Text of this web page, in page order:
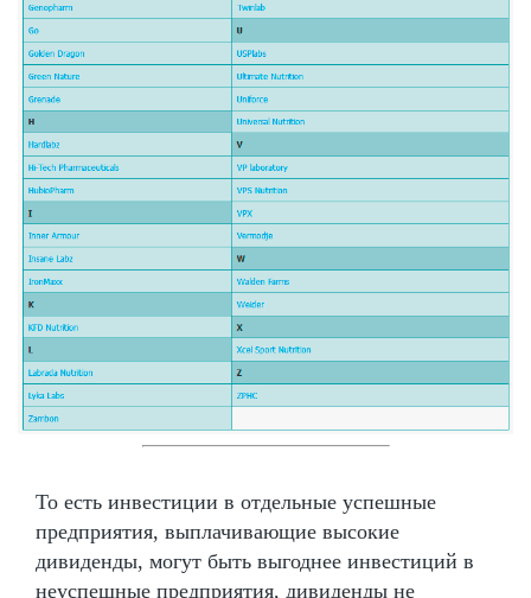
То есть инвестиции в отдельные успешные
предприятия, выплачивающие высокие
дивиденды, могут быть выгоднее инвестиций в
неуспешные предприятия, дивиденды не